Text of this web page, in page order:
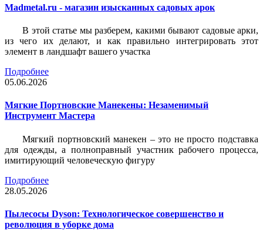
Madmetal.ru - магазин изысканных садовых арок
В этой статье мы разберем, какими бывают садовые арки,
из чего их делают, и как правильно интегрировать этот
элемент в ландшафт вашего участка
Подробнее
05.06.2026
Мягкие Портновские Манекены: Незаменимый
Инструмент Мастера
Мягкий портновский манекен – это не просто подставка
для одежды, а полноправный участник рабочего процесса,
имитирующий человеческую фигуру
Подробнее
28.05.2026
Пылесосы Dyson: Технологическое совершенство и
революция в уборке дома